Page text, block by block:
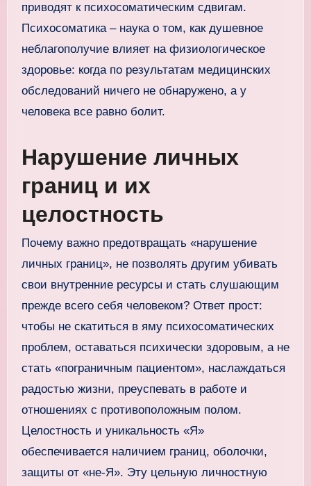
приводят к психосоматическим сдвигам.
Психосоматика – наука о том, как душевное
неблагополучие влияет на физиологическое
здоровье: когда по результатам медицинских
обследований ничего не обнаружено, а у
человека все равно болит.
Нарушение личных
границ и их
целостность
Почему важно предотвращать «нарушение
личных границ», не позволять другим убивать
свои внутренние ресурсы и стать слушающим
прежде всего себя человеком? Ответ прост:
чтобы не скатиться в яму психосоматических
проблем, оставаться психически здоровым, а не
стать «пограничным пациентом», наслаждаться
радостью жизни, преуспевать в работе и
отношениях с противоположным полом.
Целостность и уникальность «Я»
обеспечивается наличием границ, оболочки,
защиты от «не-Я». Эту цельную личностную